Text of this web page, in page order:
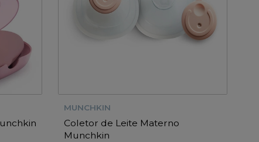
MUNCHKIN
Coletor de Leite Materno
Munchkin